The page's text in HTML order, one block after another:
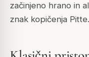
začinjeno hrano in
znak kopičenja Pitte.